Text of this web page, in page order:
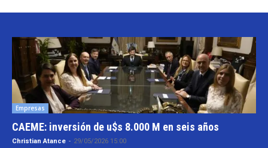
Empresas
CAEME: inversión de u$s 8.000 M en seis años
Christian Atance - 29/05/2026 15:00